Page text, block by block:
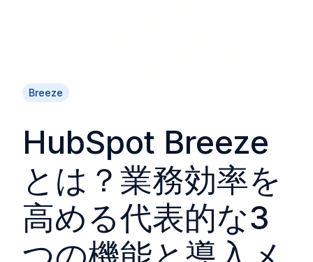
Breeze
HubSpot Breeze
とは？業務効率を
高める代表的な3